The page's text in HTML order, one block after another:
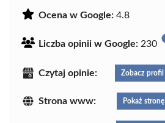
Ocena w Google: 4.8
Liczba opinii w Google: 230
Czytaj opinie: Zobacz profil
Strona www: Pokaż stronę